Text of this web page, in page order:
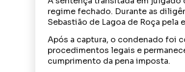
regime fechado. Durante as
Sebastião de Lagoa de Roça pela
Após a captura, o condenado foi
procedimentos legais e
cumprimento da pena imposta.